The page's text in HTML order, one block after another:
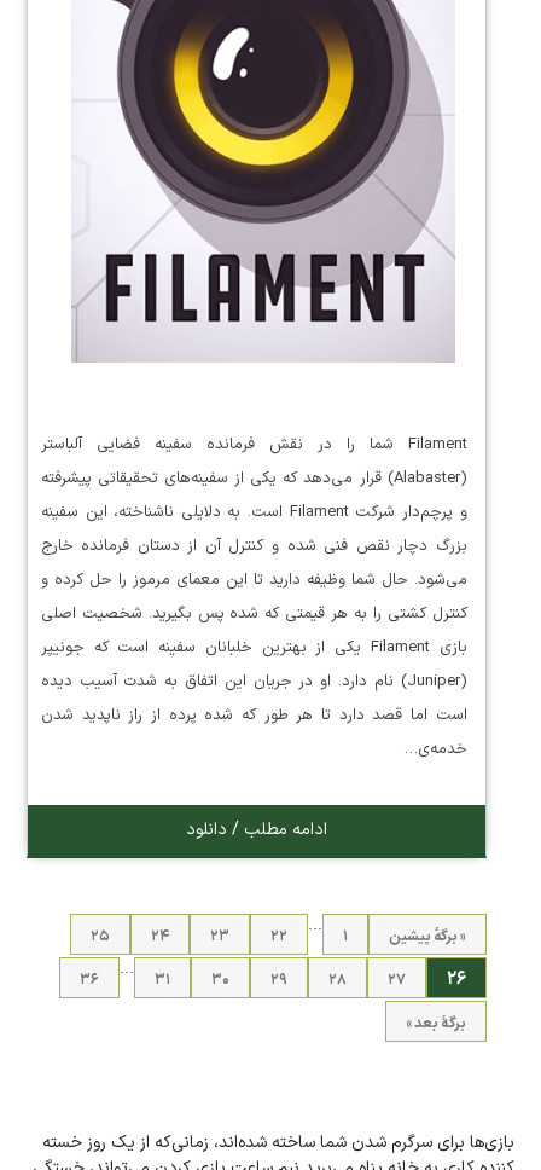
Filament شما را در نقش فرمانده سفینه فضایی آلباستر
(Alabaster) قرار می‌دهد که یکی از سفینه‌های تحقیقاتی پیشرفته
و پرچم‌دار شرکت Filament است. به دلایلی ناشناخته، این سفینه
بزرگ دچار نقص فنی شده و کنترل آن از دستان فرمانده خارج
می‌شود. حال شما وظیفه دارید تا این معمای مرموز را حل کرده و
کنترل کشتی را به هر قیمتی که شده پس بگیرید. شخصیت اصلی
بازی Filament یکی از بهترین خلبانان سفینه است که جونیپر
(Juniper) نام دارد. او در جریان این اتفاق به شدت آسیب دیده
است اما قصد دارد تا هر طور که شده پرده از راز ناپدید شدن
خدمه‌ی…
ادامه مطلب / دانلود
« برگه‌ٔ پیشین ۱
…
۲۲ ۲۳ ۲۴ ۲۵
۲۶ ۲۷ ۲۸ ۲۹ ۳۰ ۳۱
…
۳۶
برگهٔ بعد »
بازی‌ها برای سرگرم شدن شما ساخته شده‌اند، زمانی‌که از یک روز خسته